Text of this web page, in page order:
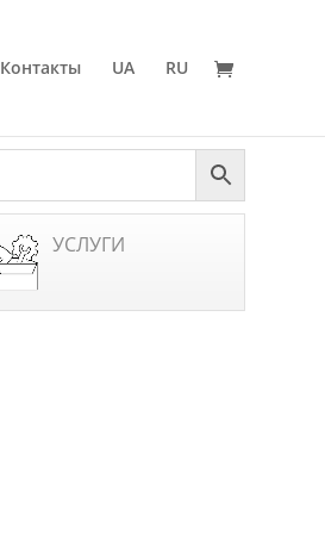
Контакты UA RU
УСЛУГИ